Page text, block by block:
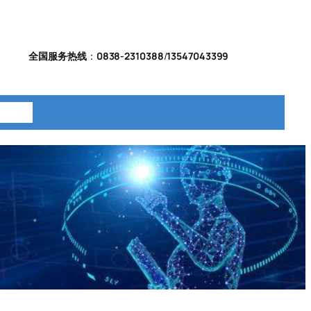
全国服务热线： 0838-2310388/13547043399